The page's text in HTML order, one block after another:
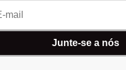
Junte-se a nós